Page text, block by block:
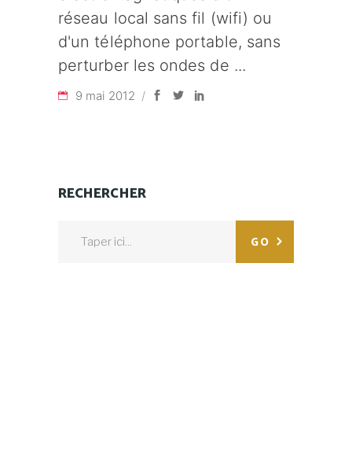
réseau local sans fil (wifi) ou
d'un téléphone portable, sans
perturber les ondes de
9 mai 2012
RECHERCHER
GO